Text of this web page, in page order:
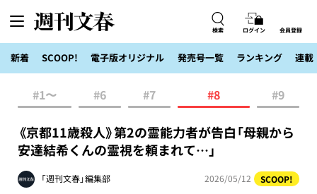
検索 ログイン 会員登録
新着 SCOOP! 電子版オリジナル 発売号一覧 ランキング 連載
#1〜 #6 #7 #8 #9
《京都11歳殺人》第2の霊能力者が告白「母親から
安達結希くんの霊視を頼まれて…」
「週刊文春」編集部 2026/05/12 SCOOP!